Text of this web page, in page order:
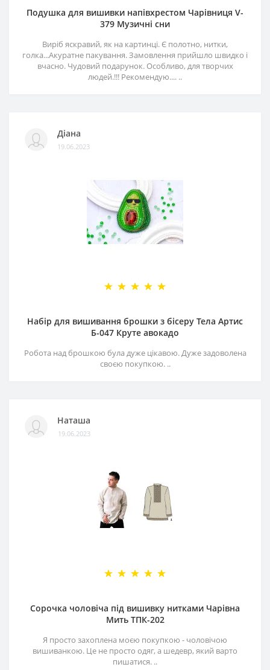
Подушка для вишивки напівхрестом Чарівниця V-
379 Музичні сни
Виріб яскравий, як на картинці. Є полотно, нитки,
голка...Акуратне пакування. Замовлення прийшло швидко і
вчасно. Чудовий подарунок. Особливо, для творчих
людей.!!! Рекомендую.... ..
Діана
19.06.2023
Набір для вишивання брошки з бісеру Тела Артис
Б-047 Круте авокадо
Робота над брошкою була дуже цікавою. Дуже задоволена
своєю покупкою. ..
Наташа
19.06.2023
Сорочка чоловіча під вишивку нитками Чарівна
Мить ТПК-202
Я просто захоплена моєю покупкою - чоловічою
вишиванкою. Це не просто одяг, а шедевр, який варто
пишатися. ..